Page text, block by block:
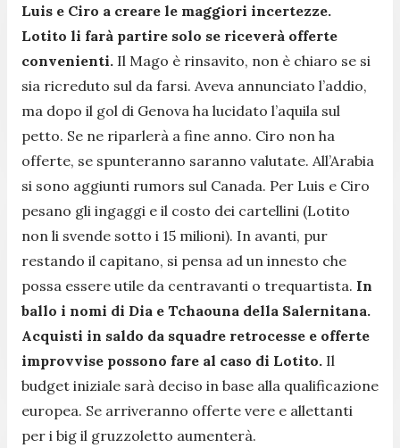
Luis e Ciro a creare le maggiori incertezze.
Lotito li farà partire solo se riceverà offerte
convenienti. Il Mago è rinsavito, non è chiaro se si
sia ricreduto sul da farsi. Aveva annunciato l’addio,
ma dopo il gol di Genova ha lucidato l’aquila sul
petto. Se ne riparlerà a fine anno. Ciro non ha
offerte, se spunteranno saranno valutate. All’Arabia
si sono aggiunti rumors sul Canada. Per Luis e Ciro
pesano gli ingaggi e il costo dei cartellini (Lotito
non li svende sotto i 15 milioni). In avanti, pur
restando il capitano, si pensa ad un innesto che
possa essere utile da centravanti o trequartista. In
ballo i nomi di Dia e Tchaouna della Salernitana.
Acquisti in saldo da squadre retrocesse e offerte
improvvise possono fare al caso di Lotito. Il
budget iniziale sarà deciso in base alla qualificazione
europea. Se arriveranno offerte vere e allettanti
per i big il gruzzoletto aumenterà.